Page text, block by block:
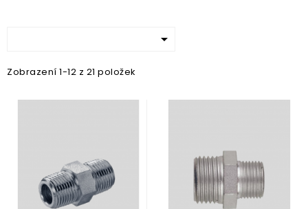

Zobrazení 1-12 z 21 položek